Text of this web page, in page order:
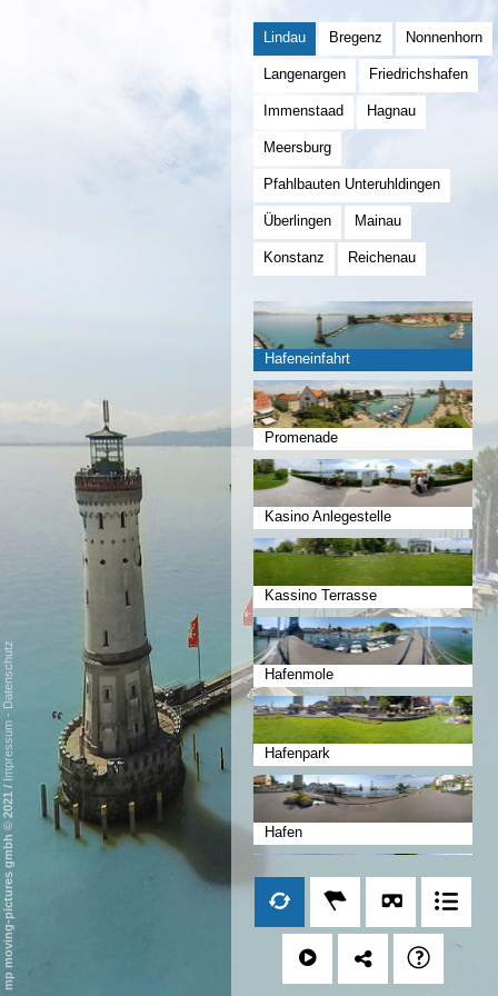
Lindau Bregenz Nonnenhorn
Langenargen Friedrichshafen
Immenstaad Hagnau
Meersburg
Pfahlbauten Unteruhldingen
Überlingen Mainau
Konstanz Reichenau
Hafeneinfahrt
Promenade
Kasino Anlegestelle
Kassino Terrasse
Hafenmole
Hafenpark
Hafen
Kleine Promenade
mp moving-pictures gmbh © 2021
/
Impressum
-
Datenschutz